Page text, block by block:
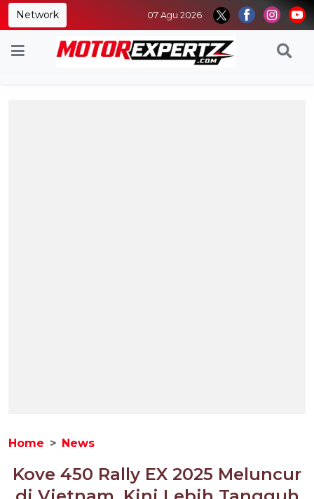
Network 07 Agu 2026
Home News
Kove 450 Rally EX 2025 Meluncur